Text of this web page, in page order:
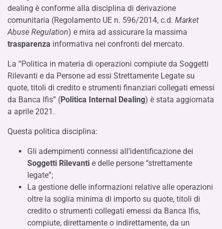
dealing è conforme alla disciplina di derivazione
comunitaria (Regolamento UE n. 596/2014, c.d. Market
Abuse Regulation) e mira ad assicurare la massima
trasparenza informativa nei confronti del mercato.
La “Politica in materia di operazioni compiute da Soggetti
Rilevanti e da Persone ad essi Strettamente Legate su
quote, titoli di credito e strumenti finanziari collegati emessi
da Banca Ifis” (Politica Internal Dealing) è stata aggiornata
a aprile 2021.
Questa politica disciplina:
Gli adempimenti connessi all’identificazione dei
Soggetti Rilevanti e delle persone “strettamente
legate”;
La gestione delle informazioni relative alle operazioni
oltre la soglia minima di importo su quote, titoli di
credito o strumenti collegati emessi da Banca Ifis,
compiute, direttamente o indirettamente, da un